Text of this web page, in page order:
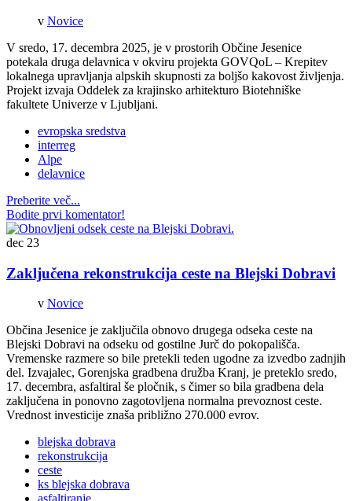
v Novice
V sredo, 17. decembra 2025, je v prostorih Občine Jesenice
potekala druga delavnica v okviru projekta GOVQoL – Krepitev
lokalnega upravljanja alpskih skupnosti za boljšo kakovost življenja.
Projekt izvaja Oddelek za krajinsko arhitekturo Biotehniške
fakultete Univerze v Ljubljani.
evropska sredstva
interreg
Alpe
delavnice
Preberite več...
Bodite prvi komentator!
dec 23
Zaključena rekonstrukcija ceste na Blejski Dobravi
v Novice
Občina Jesenice je zaključila obnovo drugega odseka ceste na
Blejski Dobravi na odseku od gostilne Jurč do pokopališča.
Vremenske razmere so bile pretekli teden ugodne za izvedbo zadnjih
del. Izvajalec, Gorenjska gradbena družba Kranj, je preteklo sredo,
17. decembra, asfaltiral še pločnik, s čimer so bila gradbena dela
zaključena in ponovno zagotovljena normalna prevoznost ceste.
Vrednost investicije znaša približno 270.000 evrov.
blejska dobrava
rekonstrukcija
ceste
ks blejska dobrava